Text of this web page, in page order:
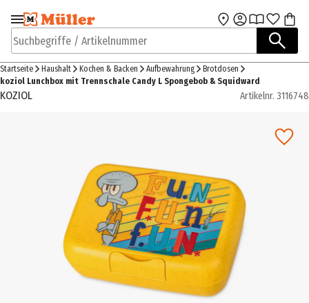
Zur Navigation
springen
Zum Hauptinhalt
Suchbegriffe / Artikelnummer
Startseite Haushalt Kochen & Backen Aufbewahrung
Brotdosen
koziol Lunchbox mit Trennschale Candy L Spongebob & Squidward
KOZIOL Artikelnr. 3116748